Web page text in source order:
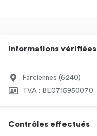
Informations vérifiées
Farciennes (6240)
TVA : BE0715950070
Contrôles effectués